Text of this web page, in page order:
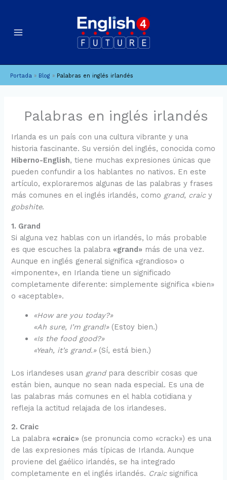
contenido
Portada » Blog » Palabras en inglés irlandés
Palabras en inglés irlandés
Irlanda es un país con una cultura vibrante y una
historia fascinante. Su versión del inglés, conocida como
Hiberno-English, tiene muchas expresiones únicas que
pueden confundir a los hablantes no nativos. En este
artículo, exploraremos algunas de las palabras y frases
más comunes en el inglés irlandés, como grand, craicy
gobshite.
1. Grand
Si alguna vez hablas con un irlandés, lo más probable
es que escuches la palabra «grand» más de una vez.
Aunque en inglés general significa «grandioso» o
«imponente», en Irlanda tiene un significado
completamente diferente: simplemente significa «bien»
o «aceptable».
«How are you today?»
«Ah sure, I’m grand!» (Estoy bien.)
«Is the food good?»
«Yeah, it’s grand.» (Sí, está bien.)
Los irlandeses usan grandpara describir cosas que
están bien, aunque no sean nada especial. Es una de
las palabras más comunes en el habla cotidiana y
refleja la actitud relajada de los irlandeses.
2. Craic
La palabra «craic» (se pronuncia como «crack») es una
de las expresiones más típicas de Irlanda. Aunque
proviene del gaélico irlandés, se ha integrado
completamente en el inglés irlandés. Craicsignifica
a
i